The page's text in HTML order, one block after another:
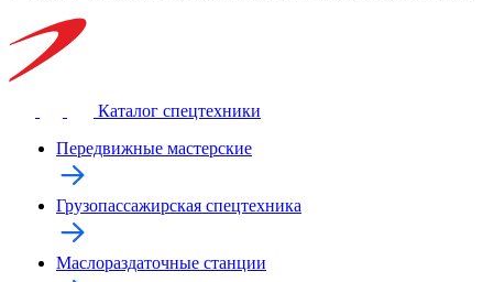
Каталог спецтехники
Передвижные мастерские
Грузопассажирская спецтехника
Маслораздаточные станции